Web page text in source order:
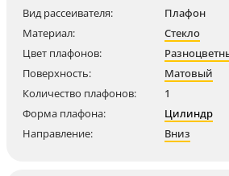
Вид рассеивателя:
Плафон
Материал:
Стекло
Цвет плафонов:
Поверхность:
Матовый
Количество плафонов:
1
Форма плафона:
Цилиндр
Направление:
Вниз